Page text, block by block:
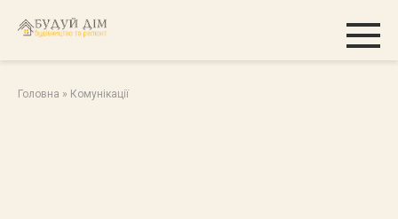
Головна » Комунікації